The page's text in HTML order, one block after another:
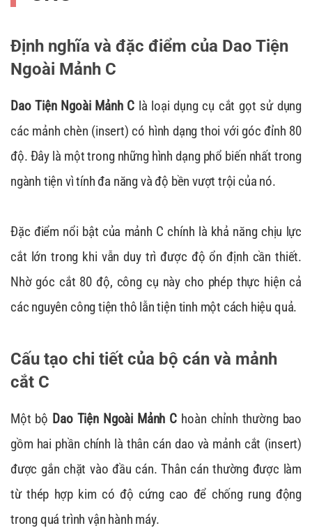
Định nghĩa và đặc điểm của Dao Tiện
Ngoài Mảnh C
Dao Tiện Ngoài Mảnh C là loại dụng cụ cắt gọt sử dụng
các mảnh chèn (insert) có hình dạng thoi với góc đỉnh 80
độ. Đây là một trong những hình dạng phổ biến nhất trong
ngành tiện vì tính đa năng và độ bền vượt trội của nó.
Đặc điểm nổi bật của mảnh C chính là khả năng chịu lực
cắt lớn trong khi vẫn duy trì được độ ổn định cần thiết.
Nhờ góc cắt 80 độ, công cụ này cho phép thực hiện cả
các nguyên công tiện thô lẫn tiện tinh một cách hiệu quả.
Cấu tạo chi tiết của bộ cán và mảnh
cắt C
Một bộ Dao Tiện Ngoài Mảnh C hoàn chỉnh thường bao
gồm hai phần chính là thân cán dao và mảnh cắt (insert)
được gắn chặt vào đầu cán. Thân cán thường được làm
từ thép hợp kim có độ cứng cao để chống rung động
trong quá trình vận hành máy.